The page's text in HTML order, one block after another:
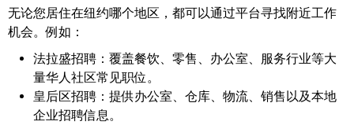
无论您居住在纽约哪个地区，都可以通过平台寻找附近工作
机会。例如：
法拉盛招聘： 覆盖餐饮、零售、办公室、服务行业等大
量华人社区常见职位。
皇后区招聘： 提供办公室、仓库、物流、销售以及本地
企业招聘信息。